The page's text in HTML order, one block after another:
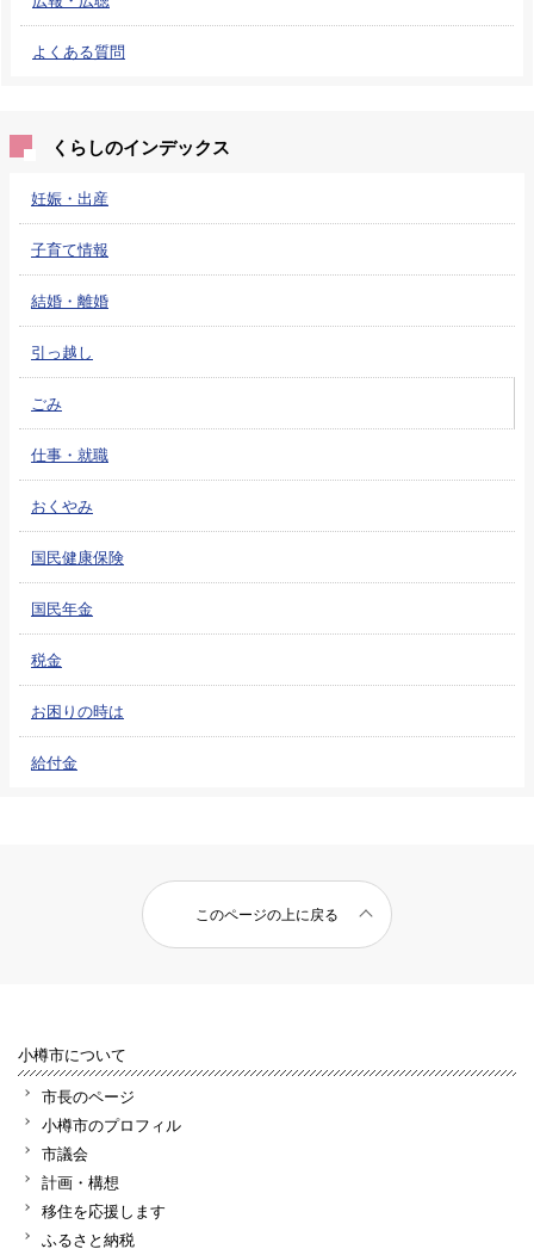
よくある質問
くらしのインデックス
妊娠・出産
子育て情報
結婚・離婚
引っ越し
ごみ
仕事・就職
おくやみ
国民健康保険
国民年金
税金
お困りの時は
給付金
このページの上に戻る
小樽市について
市長のページ
小樽市のプロフィル
市議会
計画・構想
移住を応援します
ふるさと納税